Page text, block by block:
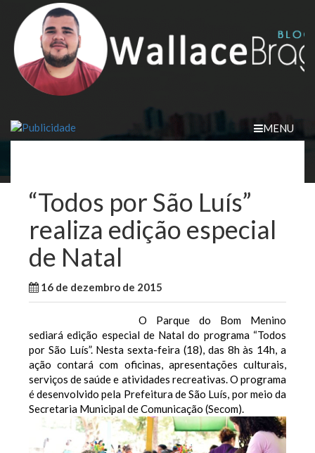
content
MENU
“Todos por São Luís”
realiza edição especial
de Natal
16 de dezembro de 2015
O Parque do Bom Menino
sediará edição especial de Natal do programa “Todos
por São Luís”. Nesta sexta-feira (18), das 8h às 14h, a
ação contará com oficinas, apresentações culturais,
serviços de saúde e atividades recreativas. O programa
é desenvolvido pela Prefeitura de São Luís, por meio da
Secretaria Municipal de Comunicação (Secom).